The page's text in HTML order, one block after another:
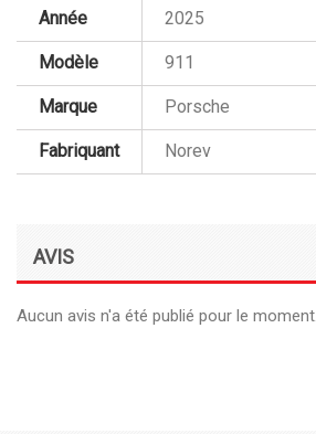
Année 2025
Modèle 911
Marque Porsche
Fabriquant Norev
AVIS
Aucun avis n'a été publié pour le moment.